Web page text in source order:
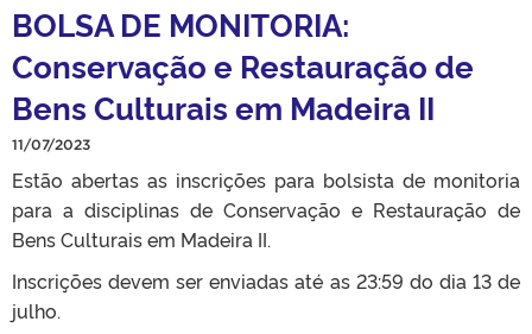
BOLSA DE MONITORIA:
Conservação e Restauração de
Bens Culturais em Madeira II
11/07/2023
Estão abertas as inscrições para bolsista de monitoria
para a disciplinas de Conservação e Restauração de
Bens Culturais em Madeira II.
Inscrições devem ser enviadas até as 23:59 do dia 13 de
julho.